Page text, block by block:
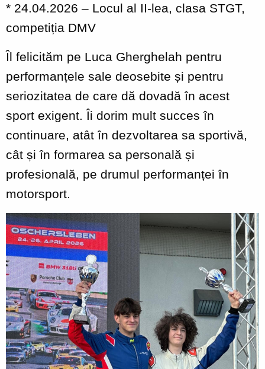
* 24.04.2026 – Locul al II-lea, clasa STGT,
competiția DMV
Îl felicităm pe Luca Gherghelah pentru
performanțele sale deosebite și pentru
seriozitatea de care dă dovadă în acest
sport exigent. Îi dorim mult succes în
continuare, atât în dezvoltarea sa sportivă,
cât și în formarea sa personală și
profesională, pe drumul performanței în
motorsport.